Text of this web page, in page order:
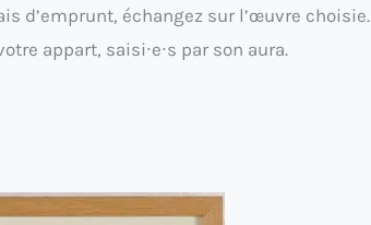
d’emprunt, échangez sur l’œuvre choisie.
appart, saisi∙e∙s par son aura.